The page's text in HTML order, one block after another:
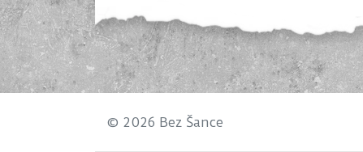
© 2026 Bez Šance